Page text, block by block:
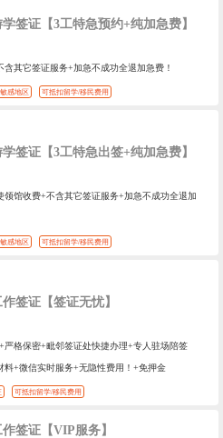
签证【3工特急预约+纯加急费】
含其它签证服务+加急不成功全退加急费！
敏感地区 可抵扣留学/移民费用
签证【3工特急出签+纯加急费】
领馆收费+不含其它签证服务+加急不成功全退加
敏感地区 可抵扣留学/移民费用
签证【签证无忧】
严格保密+毗邻签证处快捷办理+专人驻场陪签
料+微信实时服务+无隐性费用！+免押金
可抵扣留学/移民费用
签证【VIP服务】